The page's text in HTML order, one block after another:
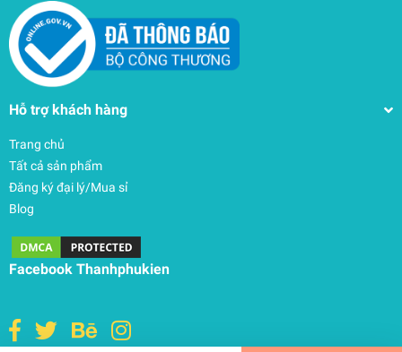
Hỗ trợ khách hàng
Trang chủ
Tất cả sản phẩm
Đăng ký đại lý/Mua sỉ
Blog
Facebook Thanhphukien
Balo Janport (USA) Superbreak Plus 26L –
JS0A4QUE
1.130.000₫